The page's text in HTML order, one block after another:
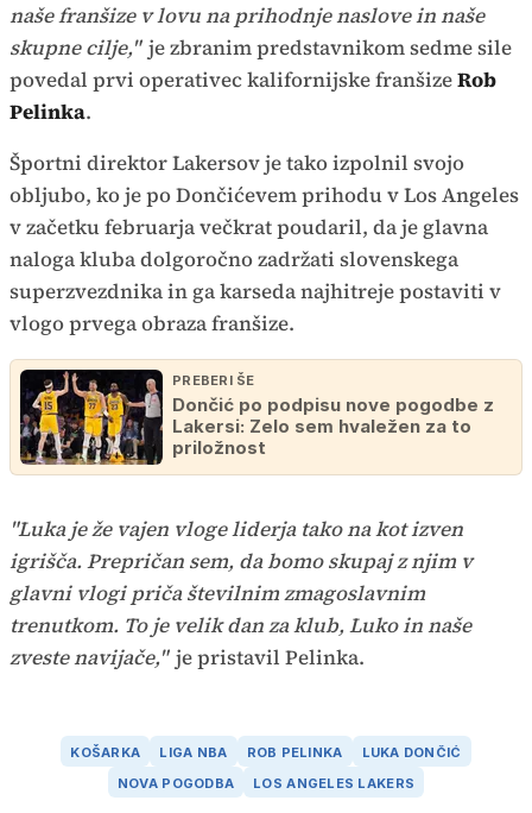
naše franšize v lovu na prihodnje naslove in naše
skupne cilje," je zbranim predstavnikom sedme sile
povedal prvi operativec kalifornijske franšizeRob
Pelinka.
Športni direktor Lakersov je tako izpolnil svojo
obljubo, ko je po Dončićevem prihodu v Los Angeles
v začetku februarja večkrat poudaril, da je glavna
naloga kluba dolgoročno zadržati slovenskega
superzvezdnika in ga karseda najhitreje postaviti v
vlogo prvega obraza franšize.
PREBERI ŠE
Dončić po podpisu nove pogodbe z
Lakersi: Zelo sem hvaležen za to
priložnost
"Luka je že vajen vloge liderja tako na kot izven
igrišča. Prepričan sem, da bomo skupaj z njim v
glavni vlogi priča številnim zmagoslavnim
trenutkom. To je velik dan za klub, Luko in naše
zveste navijače," je pristavil Pelinka.
KOŠARKA LIGA NBA ROB PELINKA
LUKA DONČIĆ
NOVA POGODBA
LOS ANGELES LAKERS